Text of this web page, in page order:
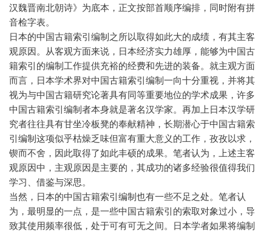
汉魏晋南北朝诗》为底本，正文按部首顺序编排，同时附有拼
音检字表。
日本的中国古籍索引编制之所以取得如此大的成绩，有其主客
观原因。从客观方面来说，日本经济实力雄厚，能够为中国古
籍索引的编制工作提供充裕的经费和先进的装备。就主观方面
而言，日本学术界对中国古籍索引编制一向十分重视，并将其
视为与中国古籍研究论著具有同等重要地位的学术成果，许多
中国古籍索引编制者本身就是著名汉学家。再加上日本汉学研
究者往往具有甘坐冷板凳的奉献精神，长期潜心于中国古籍索
引编制这项似乎枯燥乏味但富有重大意义的工作，孜孜以求，
锲而不舍，因此取得了如此丰硕的成果。笔者认为，上述主客
观原因中，主观原因是主要的，其成功的诸多经验很值得我们
学习、借鉴与深思。
当然，日本的中国古籍索引编制也有一些不足之处。笔者认
为，最明显的一点，是一些中国古籍索引的索取对象过小，导
致其使用频率很低，处于可有可无之间。日本学者如果将编制